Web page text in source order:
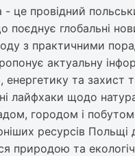
- це провідний
поєднує глобальні
з практичними
актуальну
енергетику та захист
лайфхаки щодо
городом і
ресурсів Польщі
природою та